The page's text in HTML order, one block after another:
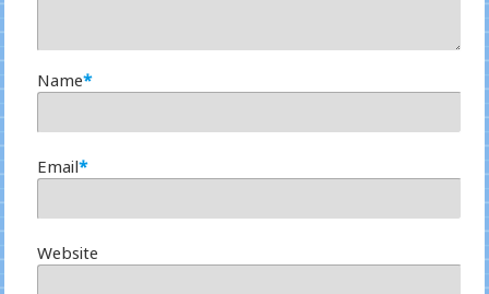
Name*
Email*
Website